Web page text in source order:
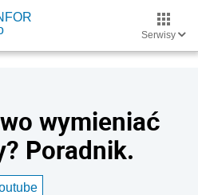
Serwisy
wymieniać
Poradnik.